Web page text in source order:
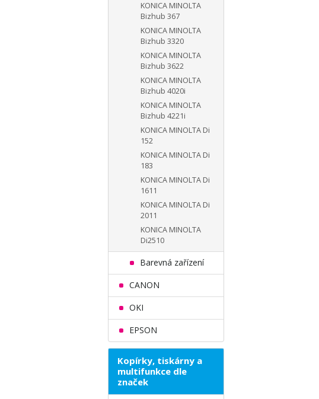
KONICA MINOLTA
Bizhub 367
KONICA MINOLTA
Bizhub 3320
KONICA MINOLTA
Bizhub 3622
KONICA MINOLTA
Bizhub 4020i
KONICA MINOLTA
Bizhub 4221i
KONICA MINOLTA Di
152
KONICA MINOLTA Di
183
KONICA MINOLTA Di
1611
KONICA MINOLTA Di
2011
KONICA MINOLTA
Di2510
Barevná zařízení
CANON
OKI
EPSON
Kopírky, tiskárny a
multifunkce dle
značek